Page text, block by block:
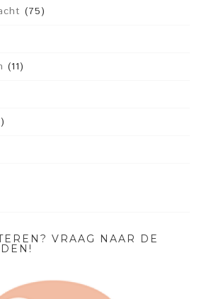
(75)
(11)
VRAAG NAAR DE